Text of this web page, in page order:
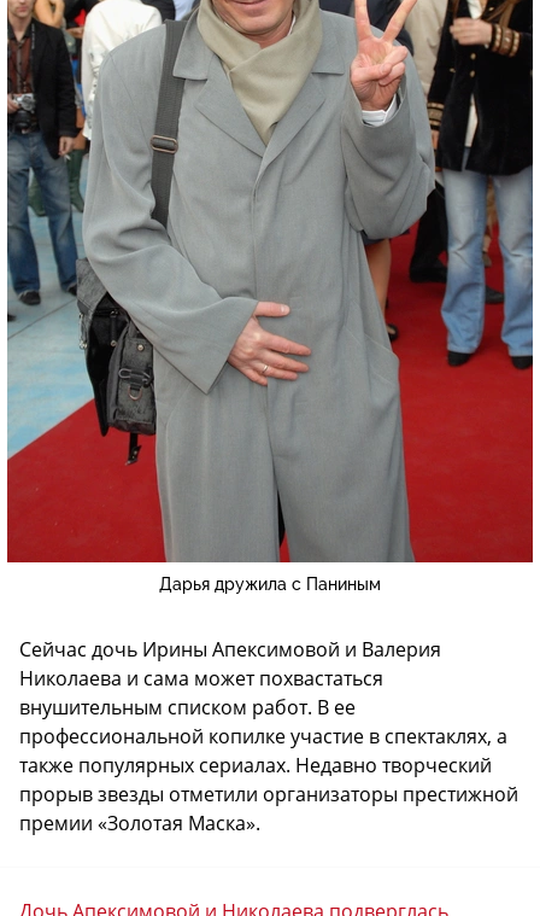
Дарья дружила с Паниным
Сейчас дочь Ирины Апексимовой и Валерия
Николаева и сама может похвастаться
внушительным списком работ. В ее
профессиональной копилке участие в спектаклях, а
также популярных сериалах. Недавно творческий
прорыв звезды отметили организаторы престижной
премии «Золотая Маска».